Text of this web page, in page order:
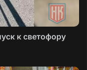
к светофору